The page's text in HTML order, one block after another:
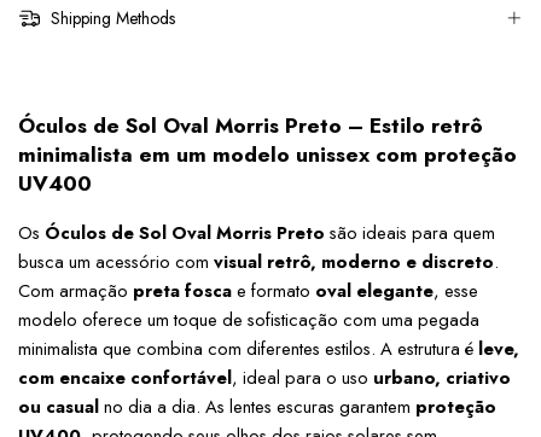
Shipping Methods
Óculos de Sol Oval Morris Preto – Estilo retrô
minimalista em um modelo unissex com proteção
UV400
Os Óculos de Sol Oval Morris Preto são ideais para quem
busca um acessório com visual retrô, moderno e discreto.
Com armação preta fosca e formato oval elegante, esse
modelo oferece um toque de sofisticação com uma pegada
minimalista que combina com diferentes estilos. A estrutura é leve,
com encaixe confortável, ideal para o uso urbano, criativo
ou casual no dia a dia. As lentes escuras garantem proteção